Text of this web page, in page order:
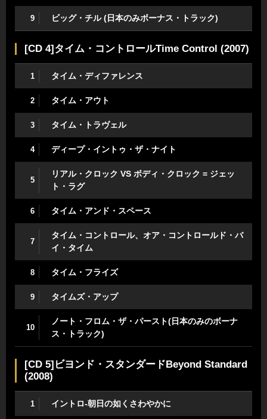
9 ビッグ・チル (日本のみボーナス・トラック)
[CD 4]タイム・コントロールTime Control (2007)
1 タイム・ディファレンス
2 タイム・アウト
3 タイム・トラヴェル
4 ディープ・イントゥ・ザ・ナイト
5
リアル・クロック VS ボディ・クロック = ジェッ
ト・ラグ
6 タイム・アンド・スペース
7
タイム・コントロール、オア・コントロールド・バ
イ・タイム
8 タイム・フライズ
9 タイムズ・アップ
10
ノート・フロム・ザ・パースト(日本のみのボーナ
ス・トラック)
[CD 5]ビヨンド・スタンダードBeyond Standard
(2008)
1 イントロ-朝日の如くさわやかに